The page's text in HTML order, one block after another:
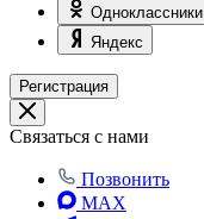
Одноклассники
Яндекс
Регистрация
Связаться с нами
Позвонить
MAX